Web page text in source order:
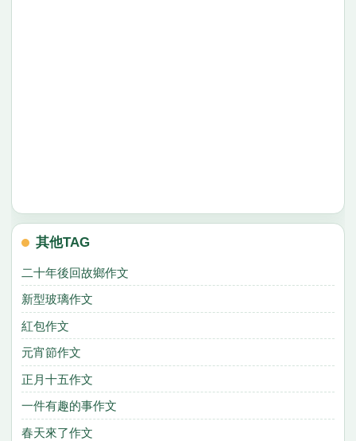
其他TAG
二十年後回故鄉作文
新型玻璃作文
紅包作文
元宵節作文
正月十五作文
一件有趣的事作文
春天來了作文